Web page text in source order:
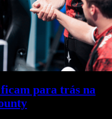
para trás na